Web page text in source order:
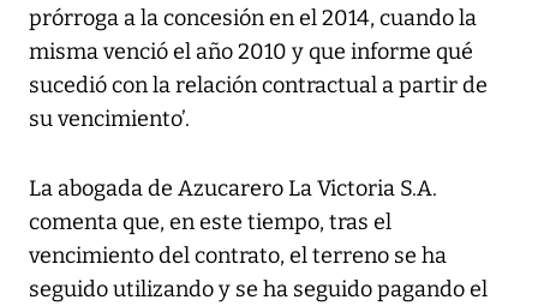
prórroga a la concesión en el 2014, cuando la
misma venció el año 2010 y que informe qué
sucedió con la relación contractual a partir de
su vencimiento’.
La abogada de Azucarero La Victoria S.A.
comenta que, en este tiempo, tras el
vencimiento del contrato, el terreno se ha
seguido utilizando y se ha seguido pagando el